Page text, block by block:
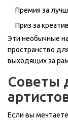
Премия за
Приз за
Эти необычные
пространство
выходящих за
Советы
Если вы